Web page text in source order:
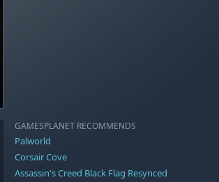
GAMESPLANET RECOMMENDS
Palworld
Corsair Cove
Assassin's Creed Black Flag Resynced